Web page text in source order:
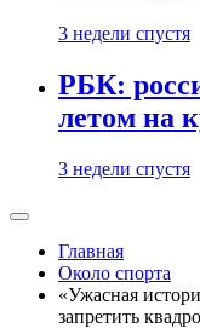
3 недели спустя
РБК:
летом на
3 недели спустя
Главная
Около спорта
«Ужасная
запретить